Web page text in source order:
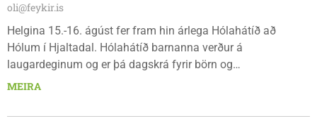
oli@feykir.is
Helgina 15.-16. ágúst fer fram hin árlega Hólahátíð að
Hólum í Hjaltadal. Hólahátíð barnanna verður á
laugardeginum og er þá dagskrá fyrir börn og
fjölskyldur.Lydía Einarsdóttir svæðisstjóri æskulýðsmála og
MEIRA